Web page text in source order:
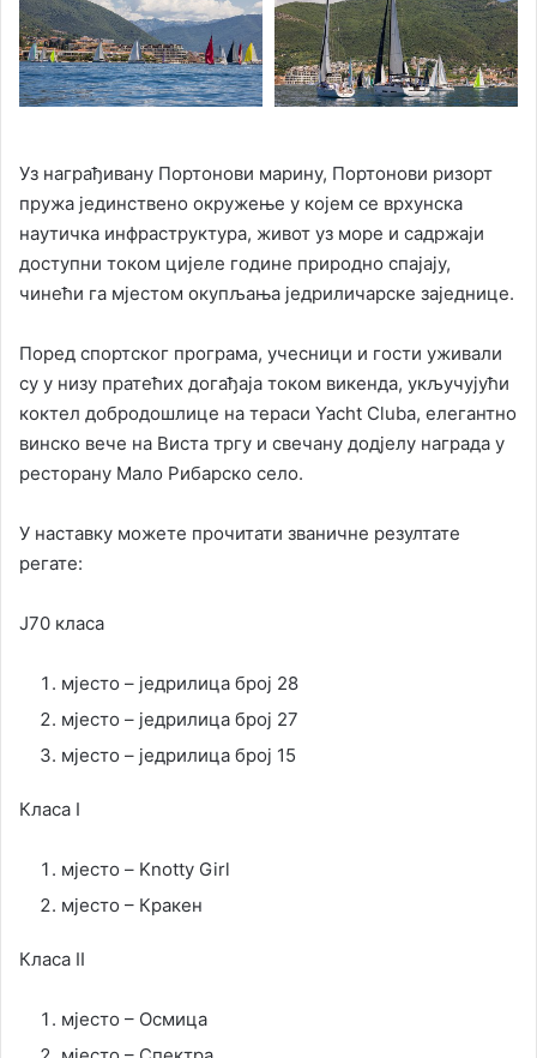
Уз награђивану Портонови марину, Портонови ризорт
пружа јединствено окружење у којем се врхунска
наутичка инфраструктура, живот уз море и садржаји
доступни током цијеле године природно спајају,
чинећи га мјестом окупљања једриличарске заједнице.
Поред спортског програма, учесници и гости уживали
су у низу пратећих догађаја током викенда, укључујући
коктел добродошлице на тераси Yacht Cluba, елегантно
винско вече на Виста тргу и свечану додјелу награда у
ресторану Мало Рибарско село.
У наставку можете прочитати званичне резултате
регате:
Ј70 класа
мјесто – једрилица број 28
мјесто – једрилица број 27
мјесто – једрилица број 15
Класа I
мјесто – Knotty Girl
мјесто – Кракен
Класа II
мјесто – Осмица